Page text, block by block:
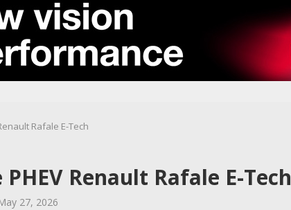
Rafale E-Tech
Renault Rafale E-Tech
27, 2026